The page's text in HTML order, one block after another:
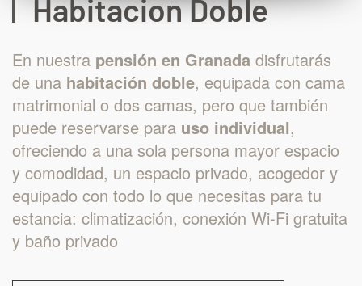
Habitacion Doble
En nuestra pensión en Granada disfrutarás
de una habitación doble, equipada con cama
matrimonial o dos camas, pero que también
puede reservarse para uso individual,
ofreciendo a una sola persona mayor espacio
y comodidad, un espacio privado, acogedor y
equipado con todo lo que necesitas para tu
estancia: climatización, conexión Wi-Fi gratuita
y baño privado